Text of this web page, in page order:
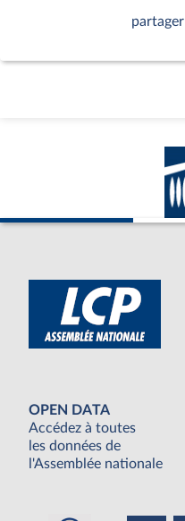
partager
OPEN DATA
Accédez à toutes
les données de
l'Assemblée nationale